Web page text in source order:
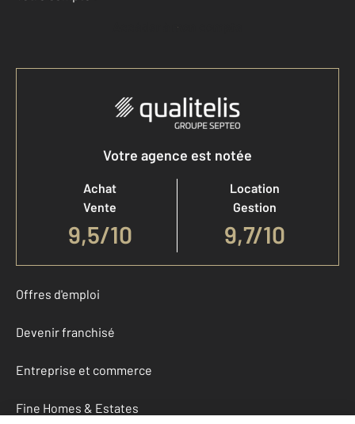
Accéder à mon compte
Votre agence est notée
Achat
Vente
9,5/10
Location
Gestion
9,7/10
Offres d'emploi
Devenir franchisé
Entreprise et commerce
Fine Homes & Estates